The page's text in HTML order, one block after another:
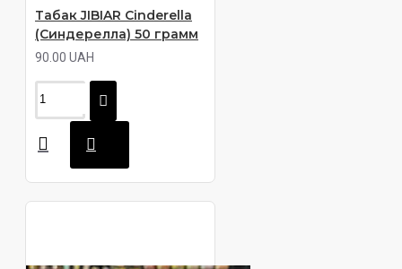
Табак JIBIAR Cinderella
(Синдерелла) 50 грамм
90.00 UAH